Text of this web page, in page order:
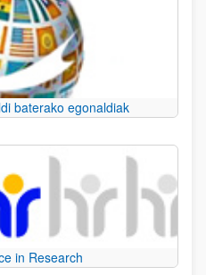
baterako egonaldiak
in Research